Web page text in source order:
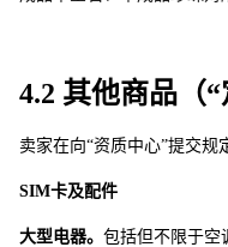
4.2 其他商品（“
卖家在向“资质中心”提交规
SIM卡及配件
大型电器。 包括但不限于空